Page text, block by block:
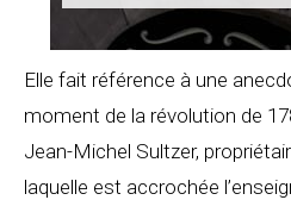
Elle fait référence à une
moment de la révolution de
Jean-Michel Sultzer,
laquelle est accrochée